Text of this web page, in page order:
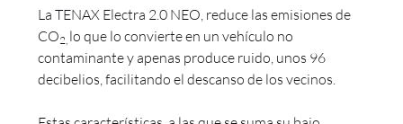
La TENAX Electra 2.0 NEO, reduce las emisiones de
CO2, lo que lo convierte en un vehículo no
contaminante y apenas produce ruido, unos 96
decibelios, facilitando el descanso de los vecinos.